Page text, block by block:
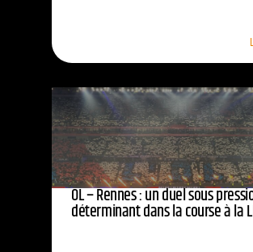
OL – Rennes : un duel sous
déterminant dans la course à la